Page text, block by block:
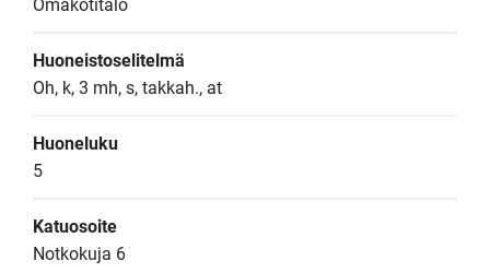
Omakotitalo
Huoneistoselitelmä
Oh, k, 3 mh, s, takkah., at
Huoneluku
5
Katuosoite
Notkokuja 6